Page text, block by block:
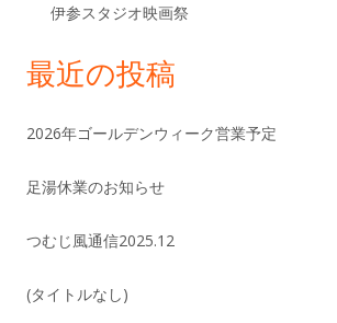
伊参スタジオ映画祭
最近の投稿
2026年ゴールデンウィーク営業予定
足湯休業のお知らせ
つむじ風通信2025.12
(タイトルなし)